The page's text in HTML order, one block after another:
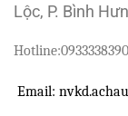
Lộc, P. Bình
Hotline:0933338390
Email: nvkd